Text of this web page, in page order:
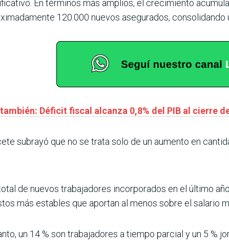
En términos más amplios, el crecimiento
120.000 nuevos asegurados,
Déficit fiscal alcanza 0,8% del PIB al cierre
subrayó que no se trata solo de un aumento en
de nuevos trabajadores incorporados en el último
más estables que aportan al menos sobre el salario
un 14 % son trabajadores a tiempo parcial y un 5 %